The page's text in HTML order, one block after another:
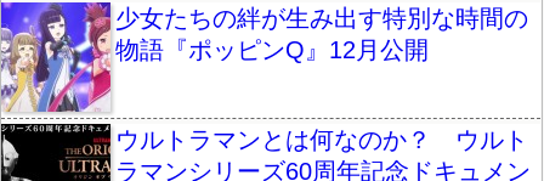
少女たちの絆が生み出す特別な時間の
物語『ポッピンQ』12月公開
ウルトラマンとは何なのか？ ウルト
ラマンシリーズ60周年記念ドキュメン